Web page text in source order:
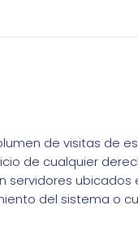
de visitas de
de cualquier
del sistema o